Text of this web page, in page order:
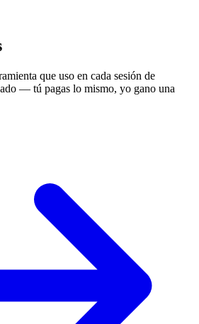
que uso en cada sesión de
— tú pagas lo mismo, yo gano una